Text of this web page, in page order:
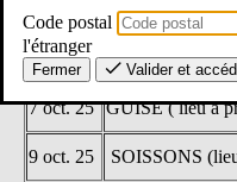
25
SAINT-
26 sept.
25
SAINT-
7 oct. 25 GUISE ( lieu à
9 oct. 25
SOISSONS
Code postal
l'étranger
Fermer Valider et